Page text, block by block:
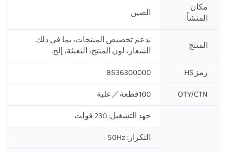
مكان
المنشأ
الصين
المنتج
ندعم تخصيص المنتجات، بما في ذلك
الشعار، لون المنتج، التعبئة، إلخ.
رمز HS
8536300000
OTY/CTN
100قطعة／علبة
جهد التشغيل: 230 فولت
التكرار: 50Hz